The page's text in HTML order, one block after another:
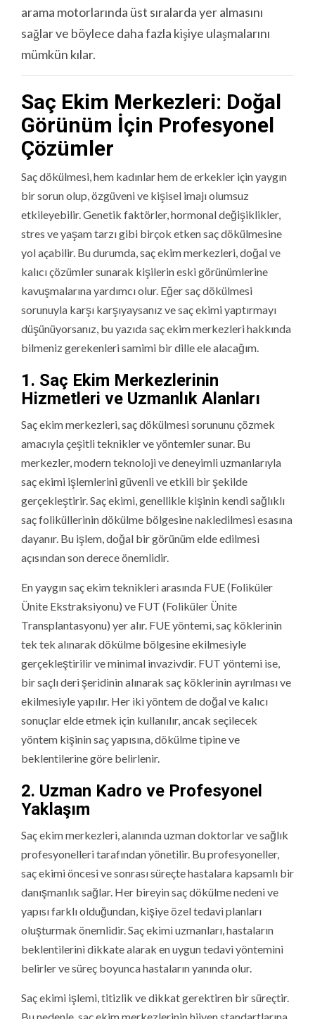
arama motorlarında üst sıralarda yer almasını
sağlar ve böylece daha fazla kişiye ulaşmalarını
mümkün kılar.
Saç Ekim Merkezleri: Doğal
Görünüm İçin Profesyonel
Çözümler
Saç dökülmesi, hem kadınlar hem de erkekler için yaygın
bir sorun olup, özgüveni ve kişisel imajı olumsuz
etkileyebilir. Genetik faktörler, hormonal değişiklikler,
stres ve yaşam tarzı gibi birçok etken saç dökülmesine
yol açabilir. Bu durumda, saç ekim merkezleri, doğal ve
kalıcı çözümler sunarak kişilerin eski görünümlerine
kavuşmalarına yardımcı olur. Eğer saç dökülmesi
sorunuyla karşı karşıyaysanız ve saç ekimi yaptırmayı
düşünüyorsanız, bu yazıda saç ekim merkezleri hakkında
bilmeniz gerekenleri samimi bir dille ele alacağım.
1. Saç Ekim Merkezlerinin
Hizmetleri ve Uzmanlık Alanları
Saç ekim merkezleri, saç dökülmesi sorununu çözmek
amacıyla çeşitli teknikler ve yöntemler sunar. Bu
merkezler, modern teknoloji ve deneyimli uzmanlarıyla
saç ekimi işlemlerini güvenli ve etkili bir şekilde
gerçekleştirir. Saç ekimi, genellikle kişinin kendi sağlıklı
saç foliküllerinin dökülme bölgesine nakledilmesi esasına
dayanır. Bu işlem, doğal bir görünüm elde edilmesi
açısından son derece önemlidir.
En yaygın saç ekim teknikleri arasında FUE (Foliküler
Ünite Ekstraksiyonu) ve FUT (Foliküler Ünite
Transplantasyonu) yer alır. FUE yöntemi, saç köklerinin
tek tek alınarak dökülme bölgesine ekilmesiyle
gerçekleştirilir ve minimal invazivdir. FUT yöntemi ise,
bir saçlı deri şeridinin alınarak saç köklerinin ayrılması ve
ekilmesiyle yapılır. Her iki yöntem de doğal ve kalıcı
sonuçlar elde etmek için kullanılır, ancak seçilecek
yöntem kişinin saç yapısına, dökülme tipine ve
beklentilerine göre belirlenir.
2. Uzman Kadro ve Profesyonel
Yaklaşım
Saç ekim merkezleri, alanında uzman doktorlar ve sağlık
profesyonelleri tarafından yönetilir. Bu profesyoneller,
saç ekimi öncesi ve sonrası süreçte hastalara kapsamlı bir
danışmanlık sağlar. Her bireyin saç dökülme nedeni ve
yapısı farklı olduğundan, kişiye özel tedavi planları
oluşturmak önemlidir. Saç ekimi uzmanları, hastaların
beklentilerini dikkate alarak en uygun tedavi yöntemini
belirler ve süreç boyunca hastaların yanında olur.
Saç ekimi işlemi, titizlik ve dikkat gerektiren bir süreçtir.